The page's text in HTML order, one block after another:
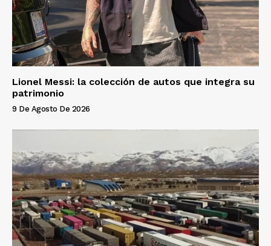
Lionel Messi: la colección de autos que integra su
patrimonio
9 De Agosto De 2026